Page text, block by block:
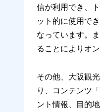
信が利用でき、
ット的に使用で
なっています。
ることによりオ
その他、大阪観
り、コンテンツ
ント情報、目的